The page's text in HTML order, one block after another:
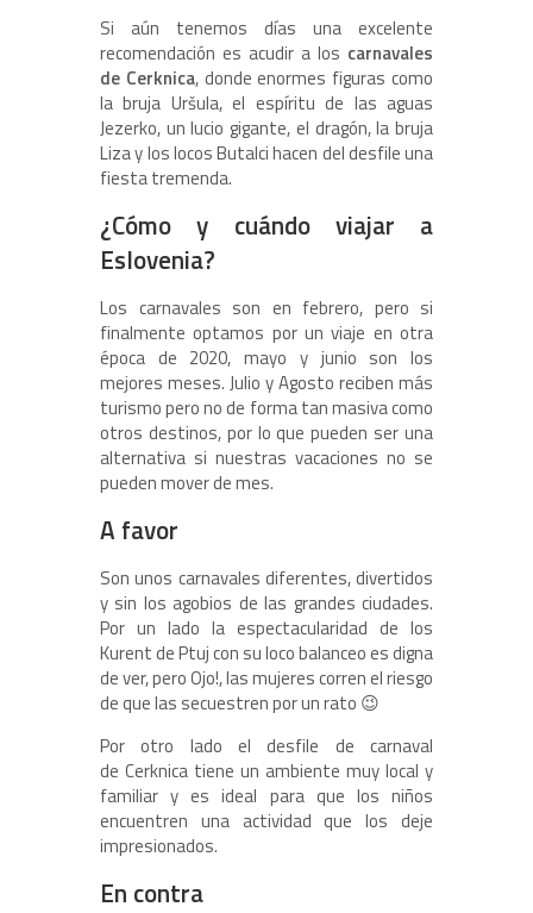
Si aún tenemos días una excelente
recomendación es acudir a los carnavales
de Cerknica, donde enormes figuras como
la bruja Uršula, el espíritu de las aguas
Jezerko, un lucio gigante, el dragón, la bruja
Liza y los locos Butalci hacen del desfile una
fiesta tremenda.
¿Cómo y cuándo viajar a
Eslovenia?
Los carnavales son en febrero, pero si
finalmente optamos por un viaje en otra
época de 2020, mayo y junio son los
mejores meses. Julio y Agosto reciben más
turismo pero no de forma tan masiva como
otros destinos, por lo que pueden ser una
alternativa si nuestras vacaciones no se
pueden mover de mes.
A favor
Son unos carnavales diferentes, divertidos
y sin los agobios de las grandes ciudades.
Por un lado la espectacularidad de los
Kurent de Ptuj con su loco balanceo es digna
de ver, pero Ojo!, las mujeres corren el riesgo
de que las secuestren por un rato 😉
Por otro lado el desfile de carnaval
de Cerknica tiene un ambiente muy local y
familiar y es ideal para que los niños
encuentren una actividad que los deje
impresionados.
En contra